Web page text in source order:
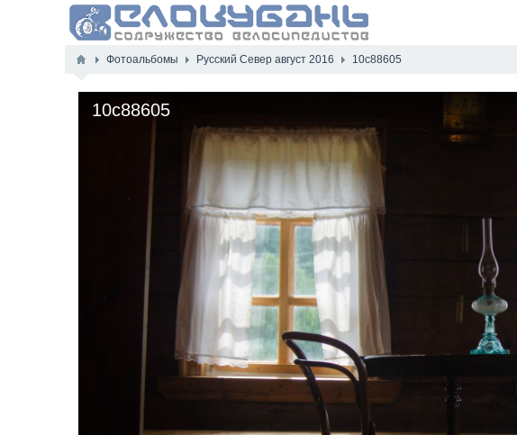
Фотоальбомы Русский Север август 2016 10c88605
10c88605